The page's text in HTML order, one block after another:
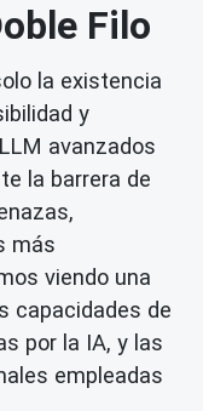
Filo
la existencia
y
avanzados
la barrera de
más
viendo una
capacidades de
por la IA, y las
empleadas